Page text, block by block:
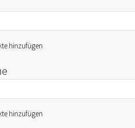
hinzufügen
hinzufügen